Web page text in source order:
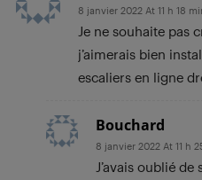
8 janvier 2022 At 11 h 18
Je ne souhaite pas
j’aimerais bien
escaliers en ligne
Bouchard
8 janvier 2022 At 11 h
J’avais oublié